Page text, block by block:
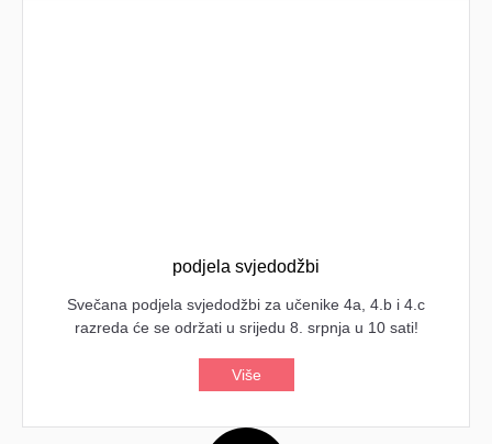
podjela svjedodžbi
Svečana podjela svjedodžbi za učenike 4a, 4.b i 4.c
razreda će se održati u srijedu 8. srpnja u 10 sati!
Više